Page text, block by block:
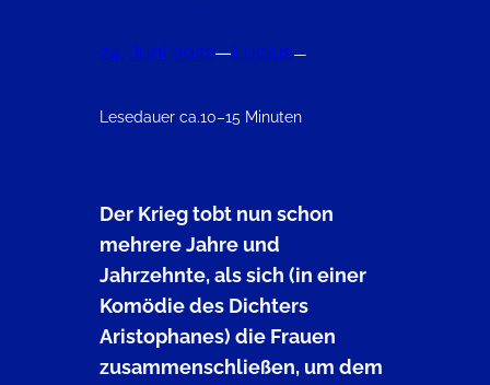
24. Juni 2022—Lucius—
Lesedauer ca.10–15 Minuten
Der Krieg tobt nun schon
mehrere Jahre und
Jahrzehnte, als sich (in einer
Komödie des Dichters
Aristophanes) die Frauen
zusammenschließen, um dem